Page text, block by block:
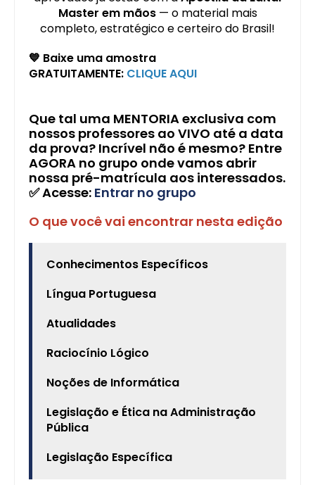
Master em mãos— o material mais
completo, estratégico e certeiro do Brasil!
💙 Baixe uma amostra
GRATUITAMENTE: CLIQUE AQUI
Que tal uma MENTORIA exclusiva com
nossos professores ao VIVO até a data
da prova? Incrível não é mesmo? Entre
AGORA no grupo onde vamos abrir
nossa pré-matrícula aos interessados.
✅ Acesse: Entrar no grupo
O que você vai encontrar nesta edição
Conhecimentos Específicos
Língua Portuguesa
Atualidades
Raciocínio Lógico
Noções de Informática
Legislação e Ética na Administração
Pública
Legislação Específica